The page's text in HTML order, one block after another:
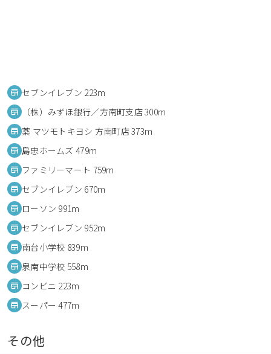
セブンイレブン 223m
（株）みずほ銀行／方南町支店 300m
薬 マツモトキヨシ 方南町店 373m
島忠ホームズ 479m
ファミリーマート 759m
セブンイレブン 670m
ローソン 991m
セブンイレブン 952m
南台小学校 839m
泉南中学校 558m
コンビニ 223m
スーパー 477m
その他